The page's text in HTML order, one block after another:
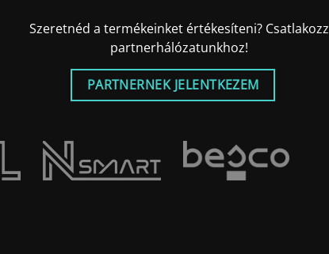
Szeretnéd a termékeinket értékesíteni? Csatlakozz
partnerhálózatunkhoz!
PARTNERNEK JELENTKEZEM